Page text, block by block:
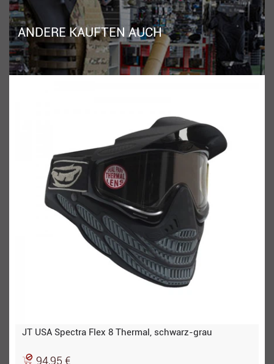
ANDERE KAUFTEN AUCH
JT USA Spectra Flex 8 Thermal, schwarz-grau
94,95 €